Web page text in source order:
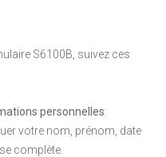
S6100B, suivez ces
personnelles:
votre nom, prénom, date
complète.